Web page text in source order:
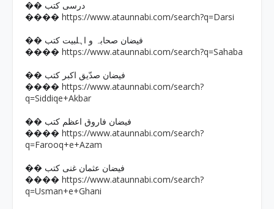
�� درسی کتب
���� https://www.ataunnabi.com/search?q=Darsi
�� فیضان صحابہ و اہلبیت کتب
���� https://www.ataunnabi.com/search?q=Sahaba
�� فیضان صدّیق اکبر کتب
���� https://www.ataunnabi.com/search?
q=Siddiqe+Akbar
�� فیضان فاروق اعظم کتب
���� https://www.ataunnabi.com/search?
q=Farooq+e+Azam
�� فیضان عثمان غنی کتب
���� https://www.ataunnabi.com/search?
q=Usman+e+Ghani